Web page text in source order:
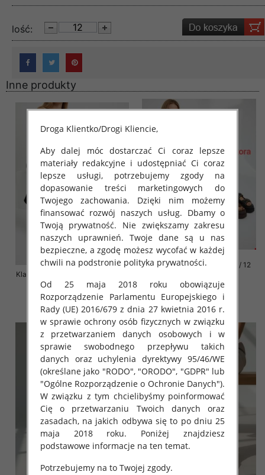
lość:
Inne produkty
Klapki damskie Roz 36-41 / 12 par
72.00 zł
szczegóły
Klapki damskie Roz 36-42 / 12
76.00 zł
szczegóły
Droga Klientko/Drogi Kliencie,
Aby dalej móc dostarczać Ci coraz lepsze
materiały redakcyjne i udostępniać Ci coraz
lepsze usługi, potrzebujemy zgody na
dopasowanie treści marketingowych do
Twojego zachowania. Dzięki nim możemy
finansować rozwój naszych usług. Dbamy o
Twoją prywatność. Nie zwiększamy zakresu
naszych uprawnień. Twoje dane są u nas
bezpieczne, a zgodę możesz wycofać w każdej
chwili na podstronie polityka prywatności.
Od 25 maja 2018 roku obowiązuje
Rozporządzenie Parlamentu Europejskiego i
Rady (UE) 2016/679 z dnia 27 kwietnia 2016 r.
w sprawie ochrony osób fizycznych w związku
z przetwarzaniem danych osobowych i w
sprawie swobodnego przepływu takich
danych oraz uchylenia dyrektywy 95/46/WE
(określane jako "RODO", "ORODO", "GDPR" lub
"Ogólne Rozporządzenie o Ochronie Danych").
W związku z tym chcielibyśmy poinformować
Cię o przetwarzaniu Twoich danych oraz
zasadach, na jakich odbywa się to po dniu 25
maja 2018 roku. Poniżej znajdziesz
podstawowe informacje na ten temat.
Potrzebujemy na to Twojej zgody.